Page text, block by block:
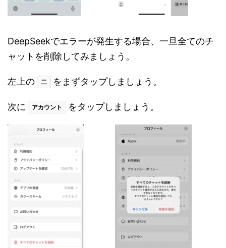
DeepSeekでエラーが発生する場合、一旦全てのチ
ャットを削除してみましょう。
左上の 二 をまずタップしましょう。
次に アカウント をタップしましょう。